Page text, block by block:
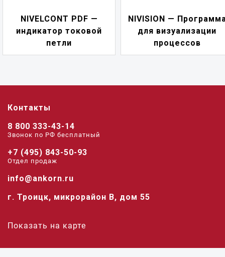
NIVELCONT PDF —
индикатор токовой
петли
NIVISION —
для визуализации
процессов
Контакты
8 800 333-43-14
Звонок по РФ беcплатный
+7 (495) 843-50-93
Отдел продаж
info@ankorn.ru
г. Троицк, микрорайон В, дом 55
Показать на карте